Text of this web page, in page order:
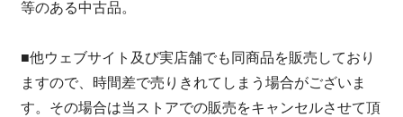
等のある中古品。
■他ウェブサイト及び実店舗でも同商品を販売しており
ますので、時間差で売りきれてしまう場合がございま
す。その場合は当ストアでの販売をキャンセルさせて頂